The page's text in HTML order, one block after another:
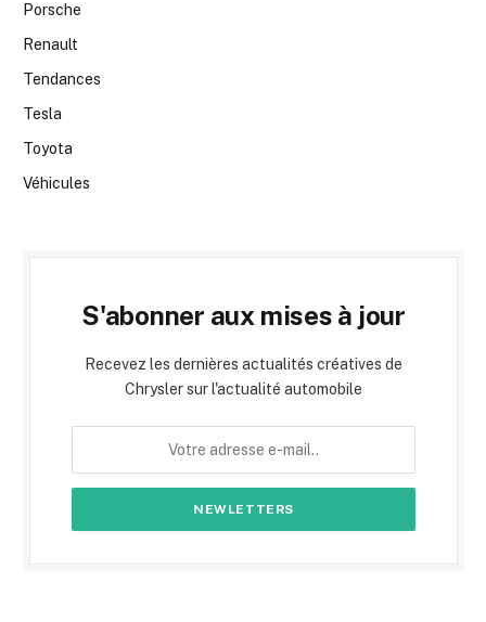
Porsche
Renault
Tendances
Tesla
Toyota
Véhicules
S'abonner aux mises à jour
Recevez les dernières actualités créatives de
Chrysler sur l'actualité automobile